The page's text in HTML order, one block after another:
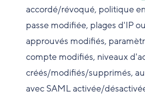
accordé/révoqué, politique
passe modifiée, plages d'IP
approuvés modifiés,
compte modifiés, niveaux
créés/modifiés/supprimés,
avec SAML activée/